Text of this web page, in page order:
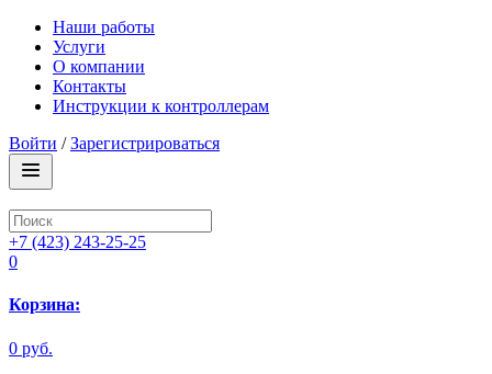
Наши работы
Услуги
О компании
Контакты
Инструкции к контроллерам
Войти /Зарегистрироваться
+7 (423) 243-25-25
0
Корзина:
0 руб.